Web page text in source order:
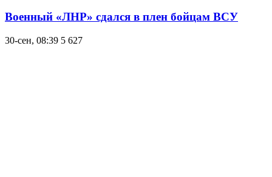
Военный «ЛНР» сдался в плен бойцам ВСУ
30-сен, 08:39 5 627